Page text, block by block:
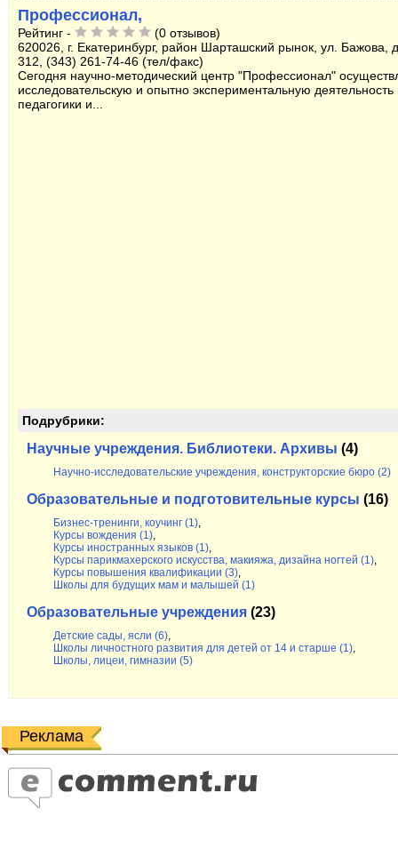
Профессионал,
Рейтинг -
(0 отзывов)
620026, г. Екатеринбург, район Шарташский рынок, ул.
312, (343) 261-74-46 (тел/факс)
Сегодня научно-методический центр "Профессионал"
исследовательскую и опытно экспериментальную деятельность
педагогики и...
Подрубрики:
Научные учреждения. Библиотеки. Архивы (4)
Научно-исследовательские учреждения, конструкторские бюро (2)
Образовательные и подготовительные курсы (16)
Бизнес-тренинги, коучинг (1),
Курсы вождения (1),
Курсы иностранных языков (1),
Курсы парикмахерского искусства, макияжа, дизайна ногтей (1),
Курсы повышения квалификации (3),
Школы для будущих мам и малышей (1)
Образовательные учреждения (23)
Детские сады, ясли (6),
Школы личностного развития для детей от 14 и старше (1),
Школы, лицеи, гимназии (5)
Реклама